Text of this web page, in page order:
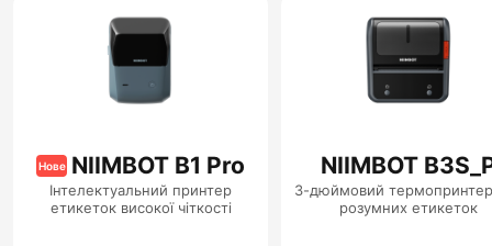
Нове NIIMBOT B1 Pro
Інтелектуальний принтер
етикеток високої чіткості
NIIMBOT
3-дюймовий
розумних етикеток